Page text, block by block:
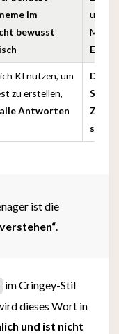
im
bewusst
und
KI nutzen, um
zu erstellen,
alle Antworten
Dafür
Zahl
ist die
.
im Cringey-Stil
dieses Wort in
und ist nicht